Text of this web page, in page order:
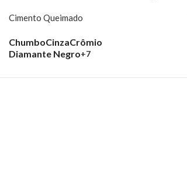
Cimento Queimado
ChumboCinzaCrômio
Diamante Negro+7